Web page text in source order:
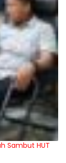
Sambut HUT